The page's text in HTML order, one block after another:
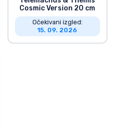
Cosmic Version 20 cm
Očekivani izgled:
15. 09. 2026